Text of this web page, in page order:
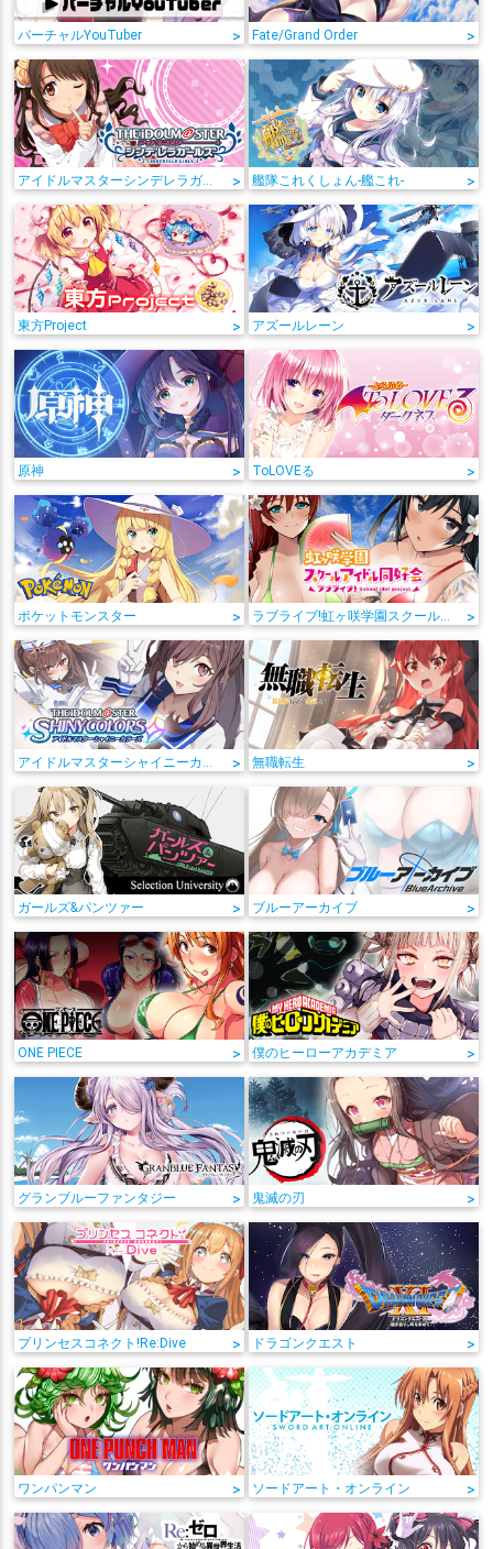
バーチャルYouTuber > Fate/Grand Order >
アイドルマスターシンデレラガールズ > 艦隊これくしょん-艦これ- >
東方Project > アズールレーン >
原神 > ToLOVEる >
ポケットモンスター > ラブライブ!虹ヶ咲学園スクールアイドル同好会 >
> 無職転生 >
ガールズ&パンツァー > ブルーアーカイブ >
ONE PIECE > 僕のヒーローアカデミア >
グランブルーファンタジー > 鬼滅の刃 >
プリンセスコネクト!Re:Dive > ドラゴンクエスト >
ワンパンマン > ソードアート・オンライン >